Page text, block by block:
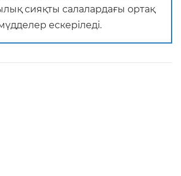
сияқты салалардағы ортақ
ескеріледі.